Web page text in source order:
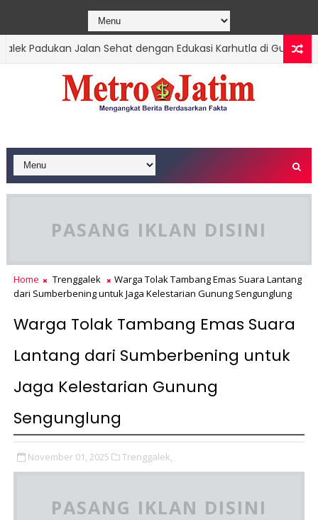
Padukan Jalan Sehat dengan Edukasi Karhutla di Gunung Ja'as
PASANG IKLAN DISINI
Home Trenggalek
Warga Tolak Tambang Emas Suara Lantang
dari Sumberbening untuk Jaga Kelestarian Gunung Sengunglung
Warga Tolak Tambang Emas Suara
Lantang dari Sumberbening untuk
Jaga Kelestarian Gunung
Sengunglung
November 01, 2025 Trenggalek,
PASANG IKLAN DISINI